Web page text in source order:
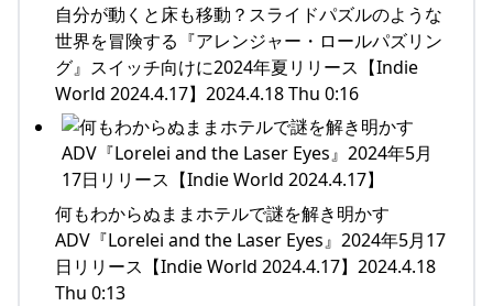
自分が動くと床も移動？スライドパズルのような
世界を冒険する『アレンジャー・ロールパズリン
グ』スイッチ向けに2024年夏リリース【Indie
World 2024.4.17】2024.4.18 Thu 0:16
何もわからぬままホテルで謎を解き明かす
ADV『Lorelei and the Laser Eyes』2024年5月17
日リリース【Indie World 2024.4.17】2024.4.18
Thu 0:13